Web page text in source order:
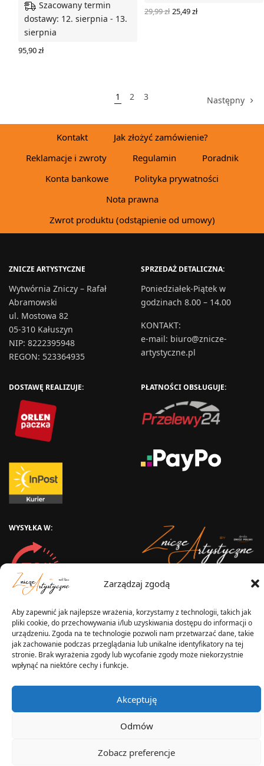
Zarządzaj zgodą
Aby zapewnić jak najlepsze wrażenia, korzystamy z technologii, takich jak
pliki cookie, do przechowywania i/lub uzyskiwania dostępu do informacji o
urządzeniu. Zgoda na te technologie pozwoli nam przetwarzać dane, takie
jak zachowanie podczas przeglądania lub unikalne identyfikatory na tej
stronie. Brak wyrażenia zgody lub wycofanie zgody może niekorzystnie
wpłynąć na niektóre cechy i funkcje.
Akceptuję
Odmów
Zobacz preferencje
Szacowany termin
dostawy: 12. sierpnia - 13.
sierpnia
95,90zł
29,99zł Pierwotna
cena
25,49złAktualna
1 2 3 Następny
Kontakt
Jak złożyć zamówienie?
Reklamacje i zwroty
Regulamin
Poradnik
Konta bankowe
Polityka prywatności
Nota prawna
Zwrot produktu (odstąpienie od umowy)
ZNICZE ARTYSTYCZNE
Wytwórnia Zniczy – Rafał
Abramowski
ul. Mostowa 82
05-310 Kałuszyn
NIP: 8222395948
REGON: 523364935
SPRZEDAŻ DETALICZNA:
Poniedziałek-Piątek w
godzinach 8.00 – 14.00
KONTAKT:
e-mail: biuro@znicze-
artystyczne.pl
DOSTAWĘ REALIZUJE: PŁATNOŚCI OBSŁUGUJE:
WYSYŁKA W:
2025 © Znicz Polski -
Wszelkie prawa zastrzeżone